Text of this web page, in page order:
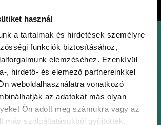
használ
a tartalmak és hirdetések személyre
funkciók biztosításához,
elemzéséhez. Ezenkívül
, hirdető- és elemező partnereinkkel
weboldalhasználatra vonatkozó
az adatokat más olyan
Ön adott meg számukra vagy az
más szolgáltatásokból gyűjtöttek.